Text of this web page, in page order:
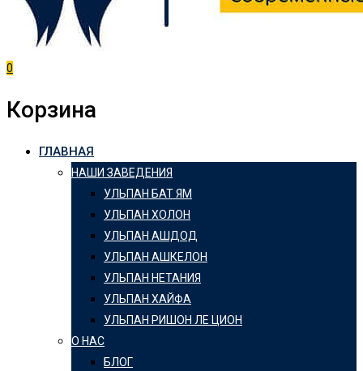
0
Корзина
ГЛАВНАЯ
НАШИ ЗАВЕДЕНИЯ
УЛЬПАН БАТ ЯМ
УЛЬПАН ХОЛОН
УЛЬПАН АШДОД
УЛЬПАН АШКЕЛОН
УЛЬПАН НЕТАНИЯ
УЛЬПАН ХАЙФА
УЛЬПАН РИШОН ЛЕ ЦИОН
О НАС
БЛОГ